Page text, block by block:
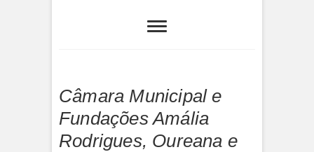
Câmara Municipal e
Fundações Amália
Rodrigues, Oureana e